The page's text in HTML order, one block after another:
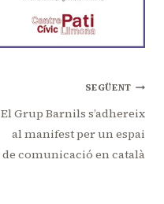
SEGÜENT
El Grup Barnils s’adhereix
al manifest per un espai
de comunicació en català